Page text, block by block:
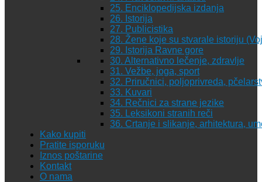
25. Enciklopedijska izdanja
26. Istorija
27. Publicistika
28. Žene koje su stvarale istoriju
29. Istorija Ravne gore
30. Alternativno lečenje, zdravlje
31. Vežbe, joga, sport
32. Priručnici, poljoprivreda,
33. Kuvari
34. Rečnici za strane jezike
35. Leksikoni stranih reči
36. Crtanje i slikanje, arhitektura,
Kako kupiti
Pratite isporuku
Iznos poštarine
Kontakt
O nama